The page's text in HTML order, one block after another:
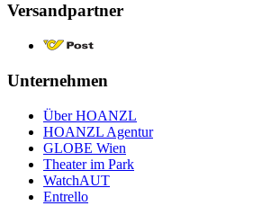
Versandpartner
Unternehmen
Über HOANZL
HOANZL Agentur
GLOBE Wien
Theater im Park
WatchAUT
Entrello